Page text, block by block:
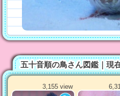
五十音順の鳥さん図鑑｜現
3,155 view